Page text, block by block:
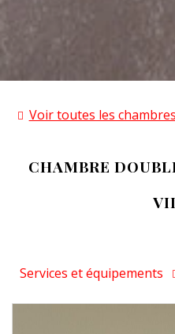
Voir toutes les chambres
CHAMBRE
Services et équipements